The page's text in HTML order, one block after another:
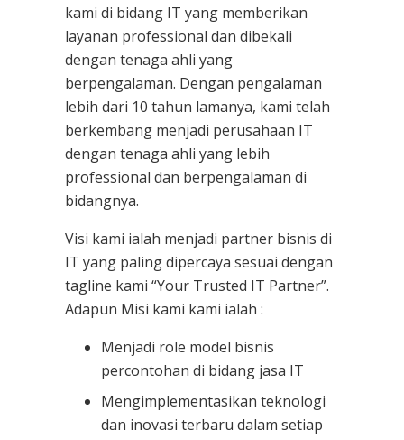
kami di bidang IT yang memberikan
layanan professional dan dibekali
dengan tenaga ahli yang
berpengalaman. Dengan pengalaman
lebih dari 10 tahun lamanya, kami telah
berkembang menjadi perusahaan IT
dengan tenaga ahli yang lebih
professional dan berpengalaman di
bidangnya.
Visi kami ialah menjadi partner bisnis di
IT yang paling dipercaya sesuai dengan
tagline kami “Your Trusted IT Partner”.
Adapun Misi kami kami ialah :
Menjadi role model bisnis
percontohan di bidang jasa IT
Mengimplementasikan teknologi
dan inovasi terbaru dalam setiap